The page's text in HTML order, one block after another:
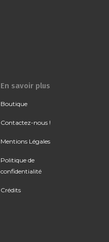
En savoir plus
Boutique
Contactez-nous !
Mentions Légales
Politique de
confidentialité
Crédits